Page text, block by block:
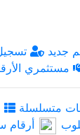
جديد
مستثمري
متسلسلة
أرقام